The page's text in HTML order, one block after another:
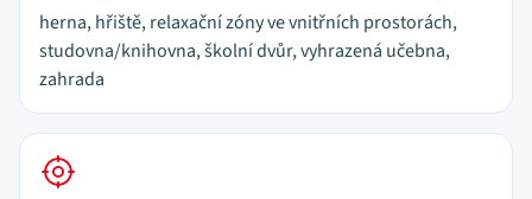
herna, hřiště, relaxační zóny ve vnitřních prostorách,
studovna/knihovna, školní dvůr, vyhrazená učebna,
zahrada